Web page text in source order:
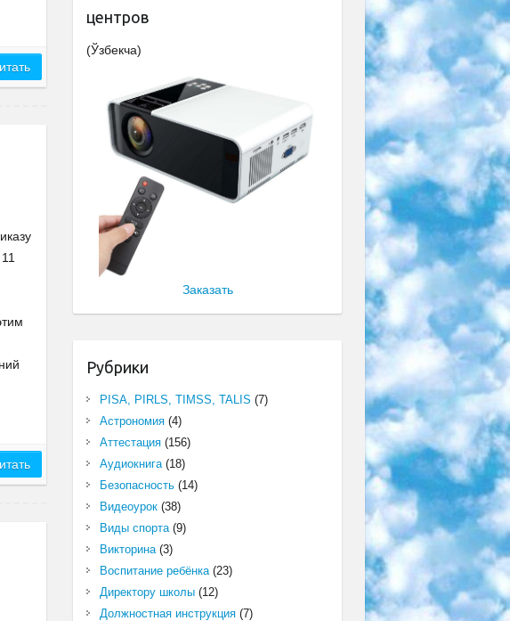
центров
(Ўзбекча)
Заказать
Рубрики
PISA, PIRLS, TIMSS, TALIS (7)
Астрономия(4)
Аттестация(156)
Аудиокнига(18)
Безопасность(14)
Видеоурок(38)
Виды спорта(9)
Викторина(3)
Воспитание ребёнка(23)
Директору школы(12)
Должностная инструкция(7)